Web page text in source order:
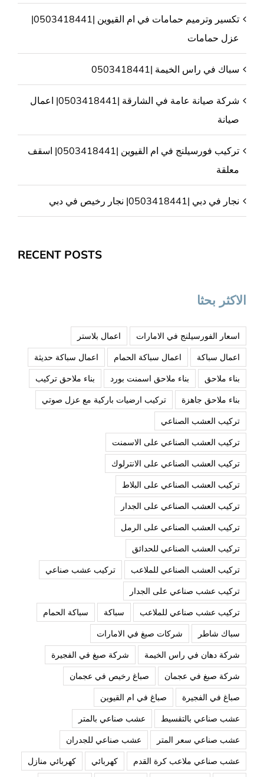
تكسير وترميم حمامات في ام القيوين |0503418441|
عزل حمامات
سباك في راس الخيمة |0503418441
شركة صيانة عامة في الشارقة |0503418441| اعمال
صيانة
تركيب فورسيلنج في ام القيوين |0503418441| اسقف
معلقة
نجار في دبي |0503418441| نجار رخيص في دبي
RECENT POSTS
الاكثر بحثا
اسعار الفورسيلنج في الامارات
اعمال بلاستر
اعمال سباكة
اعمال سباكة الحمام
اعمال سباكة حديثة
بناء ملاحق
بناء ملاحق اسمنت بورد
بناء ملاحق تركيب
بناء ملاحق جاهزة
تركيب ارضيات باركية مع عزل صوتي
تركيب العشب الصناعي
تركيب العشب الصناعي على الاسمنت
تركيب العشب الصناعي على الانترلوك
تركيب العشب الصناعي على البلاط
تركيب العشب الصناعي على الجدار
تركيب العشب الصناعي على الرمل
تركيب العشب الصناعي للحدائق
تركيب العشب الصناعي للملاعب
تركيب عشب صناعي
تركيب عشب صناعي على الجدار
تركيب عشب صناعي للملاعب
سباكة
سباكة الحمام
سباك شاطر
شركات صبغ في الامارات
شركة دهان في راس الخيمة
شركة صبغ في الفجيرة
شركة صبغ في عجمان
صباغ رخيص في عجمان
صباغ في الفجيرة
صباغ في ام القيوين
عشب صناعي بالتقسيط
عشب صناعي بالمتر
عشب صناعي سعر المتر
عشب صناعي للجدران
عشب صناعي ملاعب كرة القدم
كهربائي كهربائي منازل